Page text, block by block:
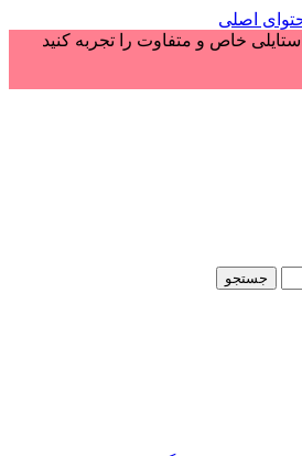
اصلی
خاص و متفاوت را تجربه کنید
جستجو